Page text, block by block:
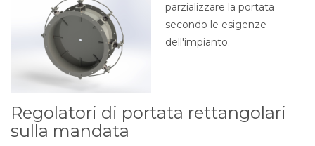
parzializzare la portata
secondo le esigenze
dell'impianto.
Regolatori di portata rettangolari
sulla mandata